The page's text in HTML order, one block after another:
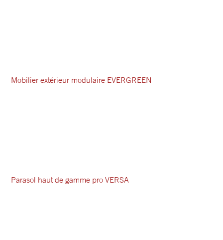
Mobilier extérieur modulaire EVERGREEN
Parasol haut de gamme pro VERSA